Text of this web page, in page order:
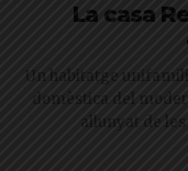
La casa
Un habitatge
domèstica del
allunyat de